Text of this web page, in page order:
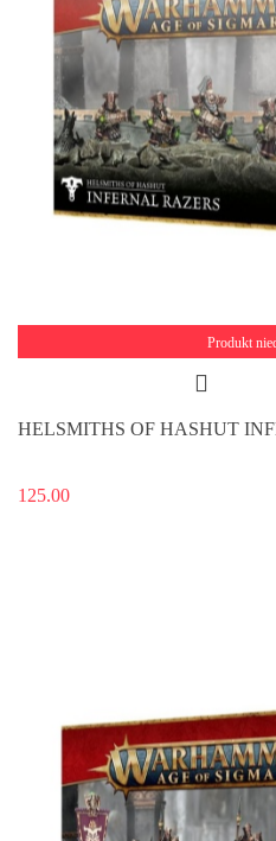
Produkt
HELSMITHS OF HASHUT
125.00